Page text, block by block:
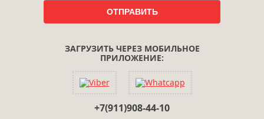
ЗАГРУЗИТЬ ЧЕРЕЗ МОБИЛЬНОЕ
ПРИЛОЖЕНИЕ:
+7(911)908-44-10